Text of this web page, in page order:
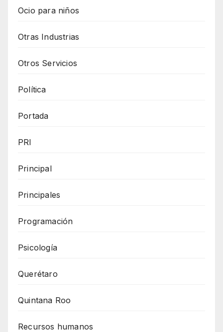
Ocio para niños
Otras Industrias
Otros Servicios
Política
Portada
PRI
Principal
Principales
Programación
Psicología
Querétaro
Quintana Roo
Recursos humanos